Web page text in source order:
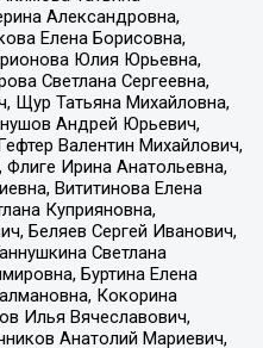
Александровна,
Елена Борисовна,
Юлия Юрьевна,
Светлана Сергеевна,
Щур Татьяна Михайловна,
Андрей Юрьевич,
Валентин Михайлович,
Ирина Анатольевна,
Вититинова Елена
Куприяновна,
Беляев Сергей Иванович,
Светлана
Буртина Елена
Кокорина
Илья Вячеславович,
Анатолий Мариевич,